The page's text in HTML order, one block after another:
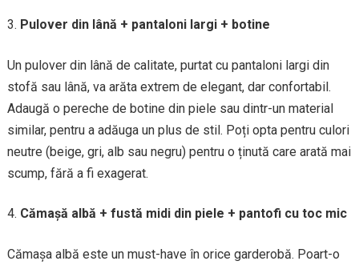
Pulover din lână + pantaloni largi + botine
Un pulover din lână de calitate, purtat cu pantaloni largi din
stofă sau lână, va arăta extrem de elegant, dar confortabil.
Adaugă o pereche de botine din piele sau dintr-un material
similar, pentru a adăuga un plus de stil. Poți opta pentru culori
neutre (beige, gri, alb sau negru) pentru o ținută care arată mai
scump, fără a fi exagerat.
Cămașă albă + fustă midi din piele + pantofi cu toc mic
Cămașa albă este un must-have în orice garderobă. Poart-o